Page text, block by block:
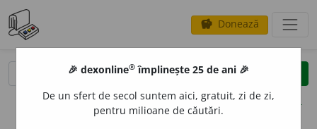
savings Donează
clear
opțiuni
🎉 dexonline® împlinește 25 de ani 🎉
De un sfert de secol suntem aici, gratuit, zi de zi,
pentru milioane de căutări.